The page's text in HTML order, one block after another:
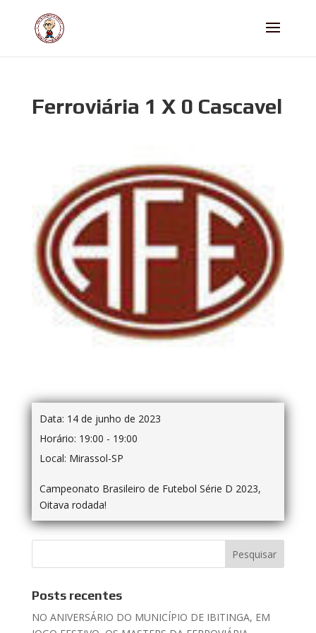
Ferroviária 1 X 0 Cascavel
Data: 14 de junho de 2023
Horário: 19:00 - 19:00
Local: Mirassol-SP
Campeonato Brasileiro de Futebol Série D 2023,
Oitava rodada!
Posts recentes
NO ANIVERSÁRIO DO MUNICÍPIO DE IBITINGA, EM